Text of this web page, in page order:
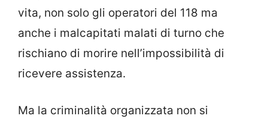
vita, non solo gli operatori del 118 ma
anche i malcapitati malati di turno che
rischiano di morire nell’impossibilità di
ricevere assistenza.
Ma la criminalità organizzata non si